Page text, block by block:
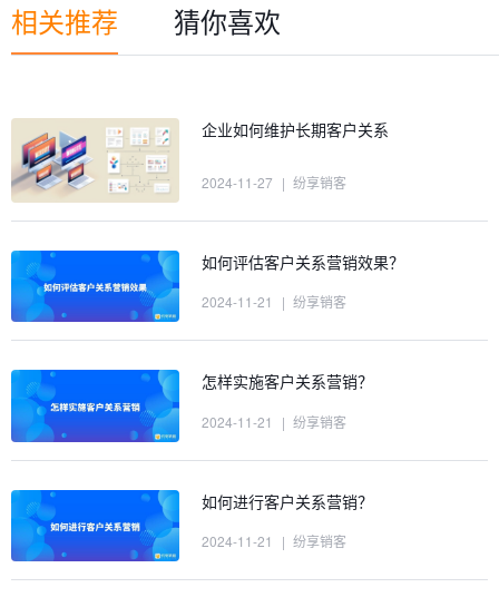
相关推荐 猜你喜欢
企业如何维护长期客户关系
2024-11-27 | 纷享销客
如何评估客户关系营销效果？
2024-11-21 | 纷享销客
怎样实施客户关系营销？
2024-11-21 | 纷享销客
如何进行客户关系营销？
2024-11-21 | 纷享销客